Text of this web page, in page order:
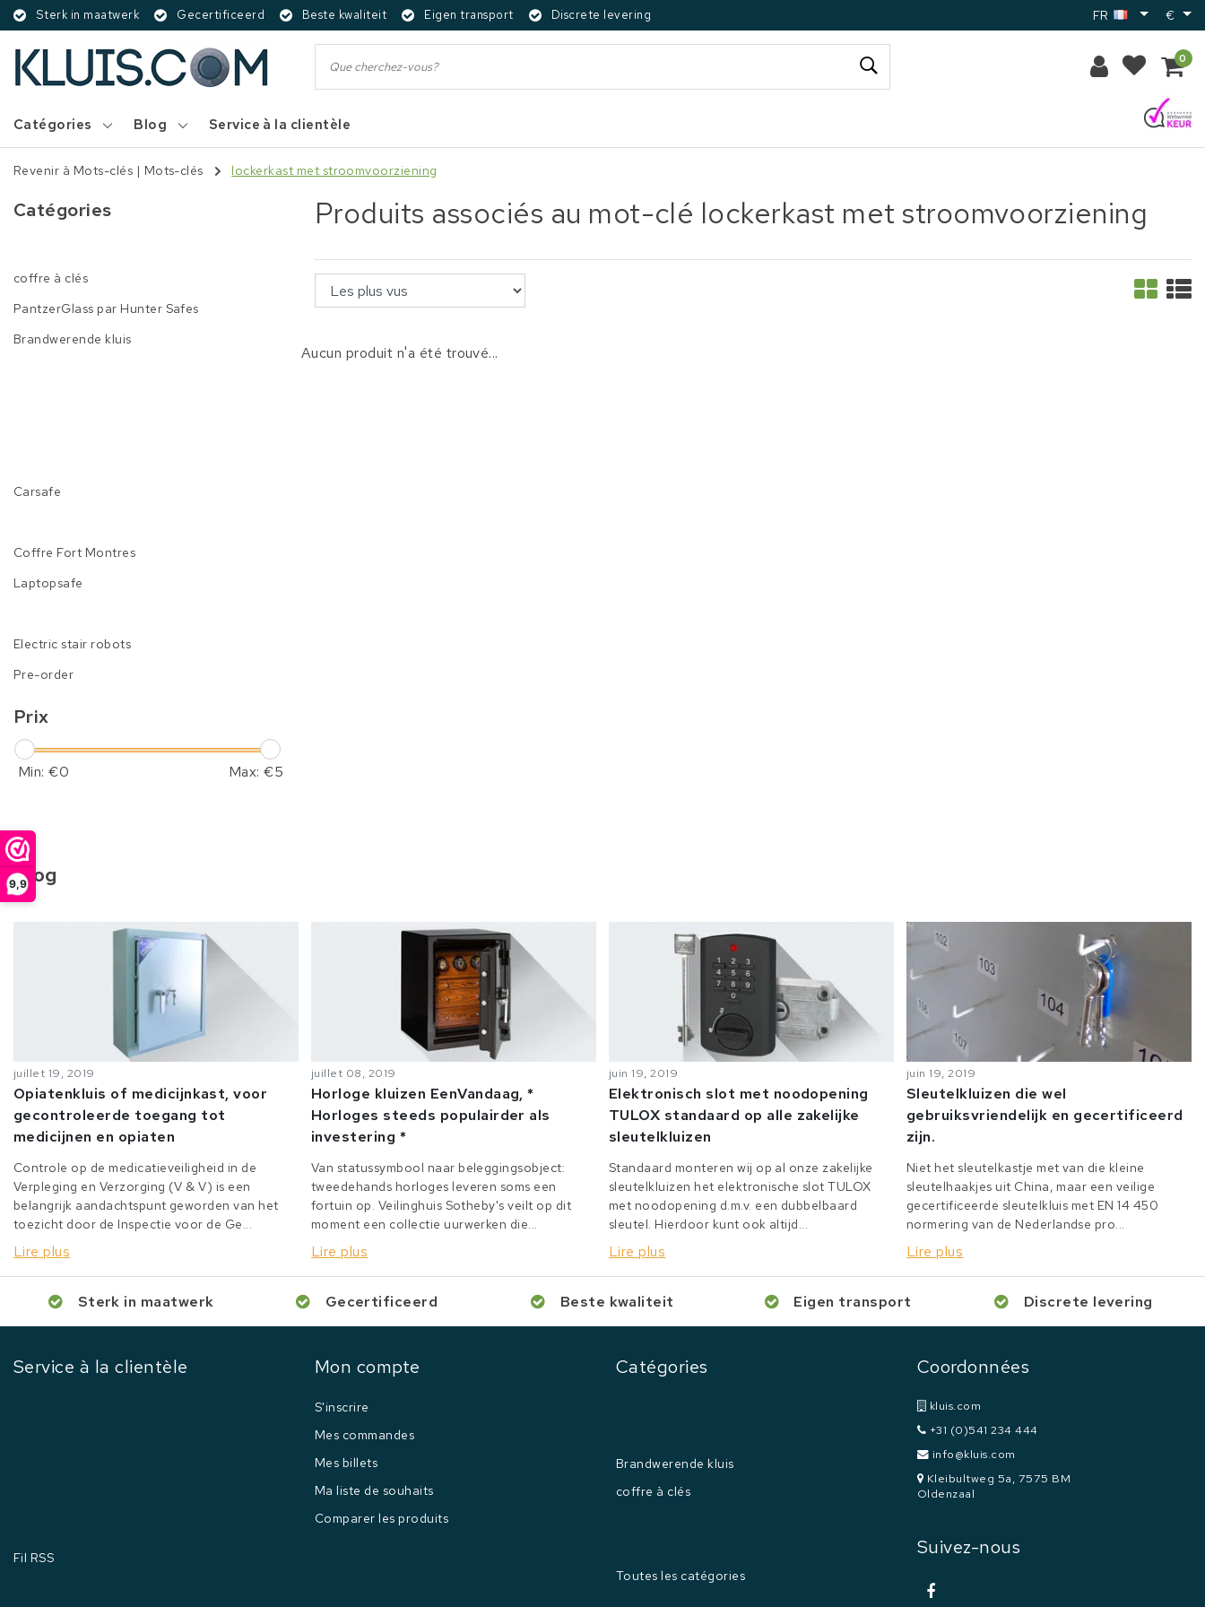
9,9
Sterk in maatwerk Gecertificeerd Beste kwaliteit Eigen transport Discrete levering FR €
0
Catégories Blog Service à la clientèle
Revenir à Mots-clés | Mots-clés lockerkast met stroomvoorziening
Catégories
coffre à clés
PantzerGlass par Hunter Safes
Brandwerende kluis
Carsafe
Coffre Fort Montres
Laptopsafe
Electric stair robots
Pre-order
Prix
Min: €0 Max: €5
Produits associés au mot-clé lockerkast met stroomvoorziening
Aucun produit n'a été trouvé...
Blog
juillet 19, 2019
Opiatenkluis of medicijnkast, voor
gecontroleerde toegang tot
medicijnen en opiaten
Controle op de medicatieveiligheid in de
Verpleging en Verzorging (V & V) is een
belangrijk aandachtspunt geworden van het
toezicht door de Inspectie voor de Ge...
Lire plus
juillet 08, 2019
Horloge kluizen EenVandaag, *
Horloges steeds populairder als
investering *
Van statussymbool naar beleggingsobject:
tweedehands horloges leveren soms een
fortuin op. Veilinghuis Sotheby's veilt op dit
moment een collectie uurwerken die...
Lire plus
juin 19, 2019
Elektronisch slot met noodopening
TULOX standaard op alle zakelijke
sleutelkluizen
Standaard monteren wij op al onze zakelijke
sleutelkluizen het elektronische slot TULOX
met noodopening d.m.v. een dubbelbaard
sleutel. Hierdoor kunt ook altijd...
Lire plus
juin 19, 2019
Sleutelkluizen die wel
gebruiksvriendelijk en gecertificeerd
zijn.
Niet het sleutelkastje met van die kleine
sleutelhaakjes uit China, maar een veilige
gecertificeerde sleutelkluis met EN 14 450
normering van de Nederlandse pro...
Lire plus
Sterk in maatwerk Gecertificeerd Beste kwaliteit Eigen transport Discrete levering
Service à la clientèle
Fil RSS
Mon compte
S'inscrire
Mes commandes
Mes billets
Ma liste de souhaits
Comparer les produits
Catégories
Brandwerende kluis
coffre à clés
Toutes les catégories
Coordonnées
kluis.com
+31 (0)541 234 444
info@kluis.com
Kleibultweg 5a, 7575 BM
Oldenzaal
Suivez-nous